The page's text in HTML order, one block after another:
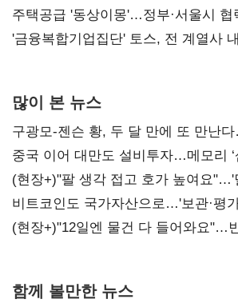
진실 밝혀야"
주택공급 '동상이몽'…정부·서울시 협
'금융복합기업집단' 토스, 전 계열사
많이 본 뉴스
구광모-젠슨 황, 두 달 만에 또 만난
중국 이어 대만도 설비투자…메모리 ‘
(현장+)"팔 생각 접고 호가 높여요"…'
20억 키맞추기
비트코인도 국가자산으로…'보관·평
숙제
(현장+)"12일엔 물건 다 들어와요"…
함께 볼만한 뉴스